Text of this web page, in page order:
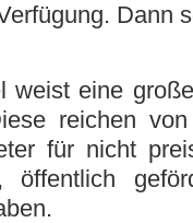
Dann
weist eine
reichen
für nicht
öffentlich